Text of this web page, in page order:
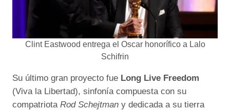
Clint Eastwood entrega el Oscar honorífico a Lalo
Schifrin
Su último gran proyecto fue Long Live Freedom
(Viva la Libertad), sinfonía compuesta con su
compatriota Rod Schejtman y dedicada a su tierra